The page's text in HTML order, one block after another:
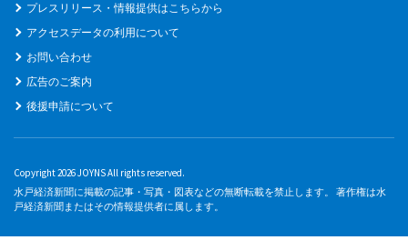
プレスリリース・情報提供はこちらから
アクセスデータの利用について
お問い合わせ
広告のご案内
後援申請について
Copyright 2026 JOYNS All rights reserved.
水戸経済新聞に掲載の記事・写真・図表などの無断転載を禁止します。 著作権は水
戸経済新聞またはその情報提供者に属します。